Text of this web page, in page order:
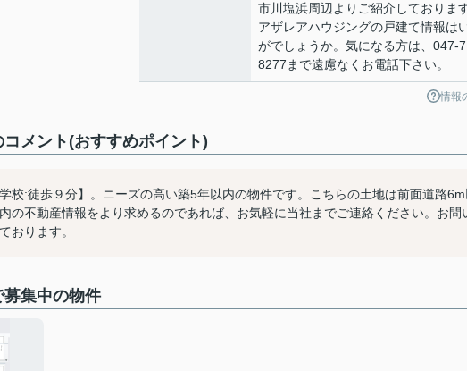
市川塩浜周辺よりご紹介しておりま
アザレアハウジングの戸建て情報は
がでしょうか。気になる方は、047-
8277まで遠慮なくお電話下さい。
情報
メント(おすすめポイント)
校:徒歩９分】。ニーズの高い築5年以内の物件です。こちらの土地は前面道路
の不動産情報をより求めるのであれば、お気軽に当社までご連絡ください。お問
おります。
集中の物件